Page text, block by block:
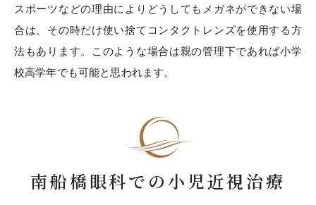
スポーツなどの理由によりどうしてもメガネができない場
合は、その時だけ使い捨てコンタクトレンズを使用する方
法もあります。このような場合は親の管理下であれば小学
校高学年でも可能と思われます。
南船橋眼科での小児近視治療